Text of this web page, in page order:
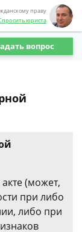
праву
юриста
вопрос
(может,
при либо
либо при